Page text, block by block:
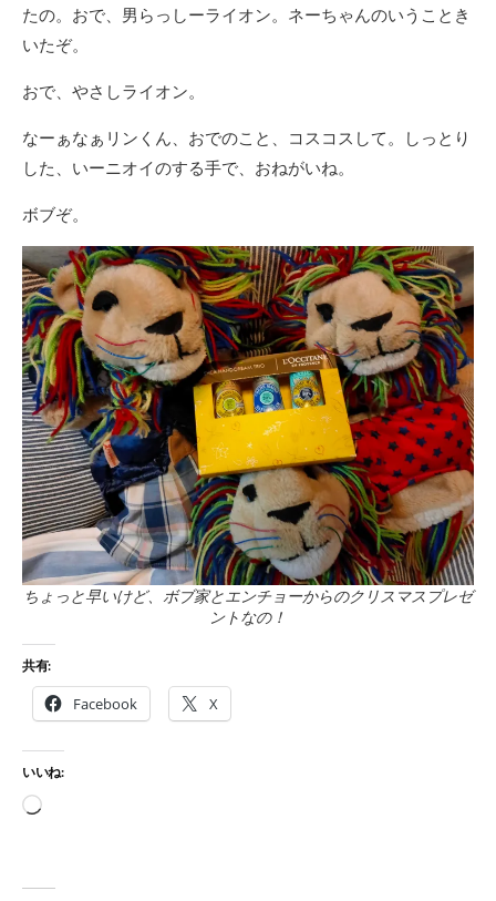
たの。おで、男らっしーライオン。ネーちゃんのいうことき
いたぞ。
おで、やさしライオン。
なーぁなぁリンくん、おでのこと、コスコスして。しっとり
した、いーニオイのする手で、おねがいね。
ボブぞ。
ちょっと早いけど、ボブ家とエンチョーからのクリスマスプレゼ
ントなの！
共有:
Facebook X
いいね:
読